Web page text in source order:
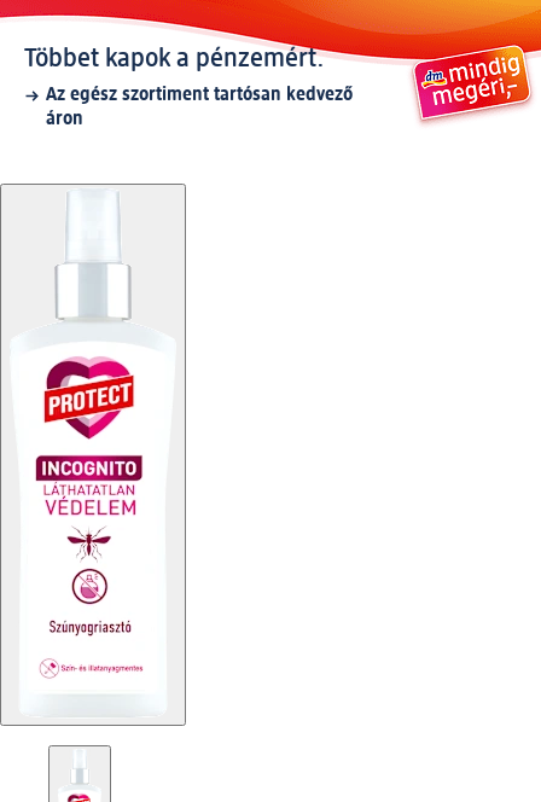
Többet kapok a pénzemért.
Az egész szortiment tartósan kedvező
áron